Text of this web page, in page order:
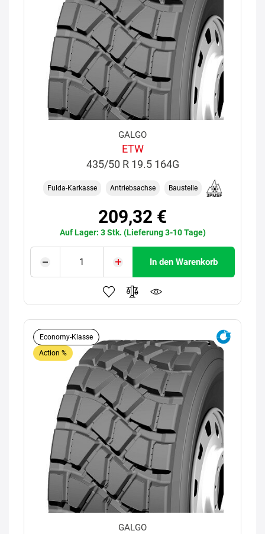
GALGO
ETW
435/50 R 19.5 164G
Fulda-Karkasse Antriebsachse Baustelle
209,32 €
Auf Lager: 3 Stk. (Lieferung 3-10 Tage)
In den Warenkorb
Economy-Klasse
Action %
GALGO